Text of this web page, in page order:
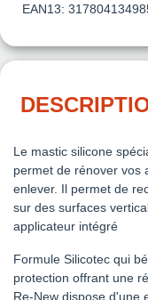
EAN13:
Le mastic silicone
permet de rénover vos
enlever. Il permet de
sur des surfaces
applicateur intégré
Formule Silicotec qui
protection offrant une
Re-New dispose d'une